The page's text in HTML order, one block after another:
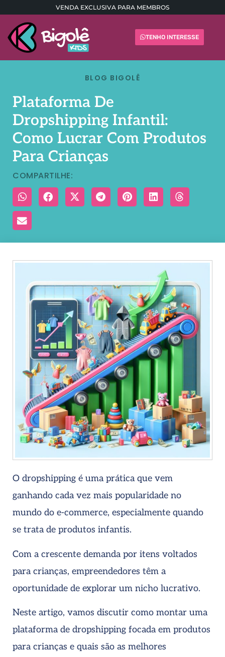
VENDA EXCLUSIVA PARA MEMBROS
TENHO INTERESSE
BLOG BIGOLÊ
Plataforma De
Dropshipping Infantil:
Como Lucrar Com Produtos
Para Crianças
COMPARTILHE:
O dropshipping é uma prática que vem
ganhando cada vez mais popularidade no
mundo do e-commerce, especialmente quando
se trata de produtos infantis.
Com a crescente demanda por itens voltados
para crianças, empreendedores têm a
oportunidade de explorar um nicho lucrativo.
Neste artigo, vamos discutir como montar uma
plataforma de dropshipping focada em produtos
para crianças e quais são as melhores